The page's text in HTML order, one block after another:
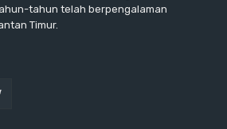
tahun telah berpengalaman
Timur.